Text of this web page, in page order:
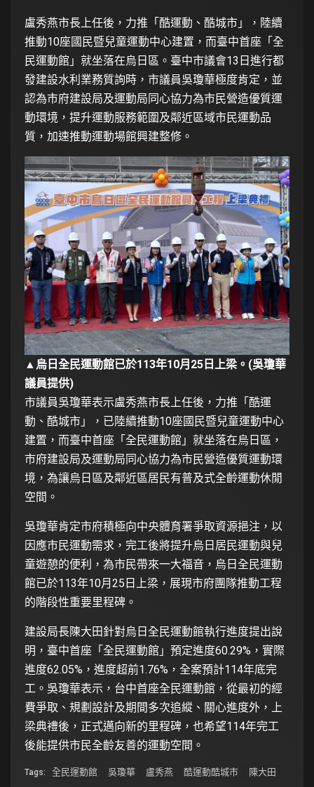
盧秀燕市長上任後，力推「酷運動、酷城市」，陸續
推動10座國民暨兒童運動中心建置，而臺中首座「全
民運動館」就坐落在烏日區。臺中市議會13日進行都
發建設水利業務質詢時，市議員吳瓊華極度肯定，並
認為市府建設局及運動局同心協力為市民營造優質運
動環境，提升運動服務範圍及鄰近區域市民運動品
質，加速推動運動場館興建整修。
▲烏日全民運動館已於113年10月25日上梁。(吳瓊華
議員提供)
市議員吳瓊華表示盧秀燕市長上任後，力推「酷運
動、酷城市」，已陸續推動10座國民暨兒童運動中心
建置，而臺中首座「全民運動館」就坐落在烏日區，
市府建設局及運動局同心協力為市民營造優質運動環
境，為讓烏日區及鄰近區居民有普及式全齡運動休閒
空間。
吳瓊華肯定市府積極向中央體育署爭取資源挹注，以
因應市民運動需求，完工後將提升烏日居民運動與兒
童遊憩的便利，為市民帶來一大福音，烏日全民運動
館已於113年10月25日上梁，展現市府團隊推動工程
的階段性重要里程碑。
建設局長陳大田針對烏日全民運動館執行進度提出說
明，臺中首座「全民運動館」預定進度60.29%，實際
進度62.05%，進度超前1.76%，全案預計114年底完
工。吳瓊華表示，台中首座全民運動館，從最初的經
費爭取、規劃設計及期間多次追縱、關心進度外，上
梁典禮後，正式邁向新的里程碑，也希望114年完工
後能提供市民全齡友善的運動空間。
Tags: 全民運動館 吳瓊華 盧秀燕 酷運動酷城市 陳大田